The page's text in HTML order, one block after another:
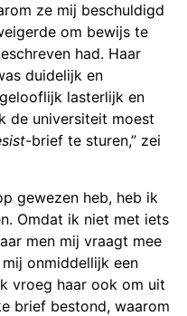
ze mij beschuldigd
om bewijs te
had. Haar
duidelijk en
lasterlijk en
de universiteit moest
-brief te sturen,” zei
gewezen heb, heb ik
Omdat ik niet met iets
men mij vraagt mee
onmiddellijk een
vroeg haar ook om uit
brief bestond, waarom